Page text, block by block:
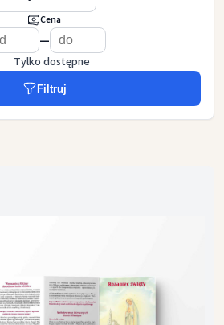
Cena
—
Tylko dostępne
Filtruj